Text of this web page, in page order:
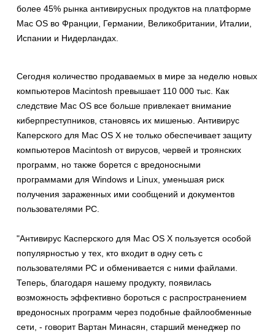
более 45% рынка антивирусных продуктов на платформе
Mac OS во Франции, Германии, Великобритании, Италии,
Испании и Нидерландах.
Сегодня количество продаваемых в мире за неделю новых
компьютеров Macintosh превышает 110 000 тыс. Как
следствие Mac OS все больше привлекает внимание
киберпреступников, становясь их мишенью. Антивирус
Каперского для Mac OS X не только обеспечивает защиту
компьютеров Macintosh от вирусов, червей и троянских
программ, но также борется с вредоносными
программами для Windows и Linux, уменьшая риск
получения зараженных ими сообщений и документов
пользователями PC.
"Антивирус Касперского для Mac OS X пользуется особой
популярностью у тех, кто входит в одну сеть с
пользователями PC и обменивается с ними файлами.
Теперь, благодаря нашему продукту, появилась
возможность эффективно бороться с распространением
вредоносных программ через подобные файлообменные
сети, - говорит Вартан Минасян, старший менеджер по